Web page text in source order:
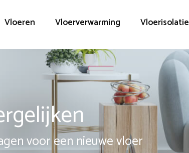
Vloeren Vloerverwarming Vloerisolatie
voor een nieuwe vloer